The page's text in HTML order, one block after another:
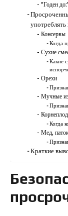
“Годен
Консервы
Когда
Сухие
Какие
Орехи
Мучные
Когда
Мед,
Краткие